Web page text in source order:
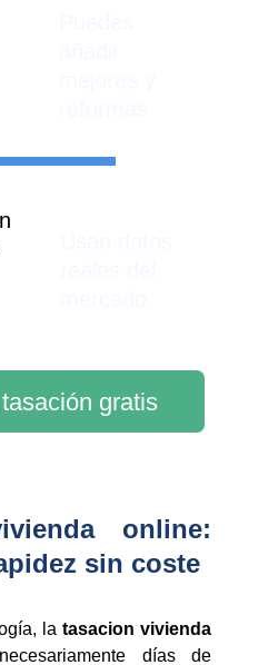
gratis
online:
sin coste
la tasacion vivienda
días de